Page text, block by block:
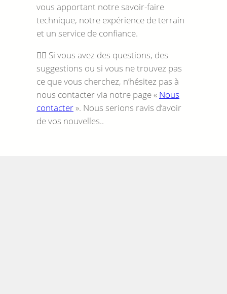
vous apportant notre savoir-faire
technique, notre expérience de terrain
et un service de confiance.
🙋‍♀️ Si vous avez des questions, des
suggestions ou si vous ne trouvez pas
ce que vous cherchez, n’hésitez pas à
nous contacter via notre page « Nous
contacter». Nous serions ravis d’avoir
de vos nouvelles..